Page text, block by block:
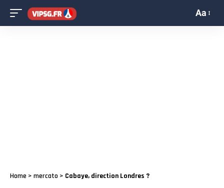
Aa
Home > mercato > Cabaye, direction Londres ?